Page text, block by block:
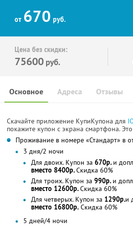
от 670 руб.
Цена без скидки:
75600 руб.
Основное Отзывы
Адреса
Скачайте приложение КупиКупона для
покажите купон с экрана смартфона.
Проживание в номере «Стандарт» в
3 дня/2 ночи
Для двоих. Купон за 670р. и
вместо 8400р.Скидка 60%
Для троих. Купон за 990р. и
вместо 12600р.Скидка 60%
Для четверых. Купон за 1290р.и
вместо 16800р. Скидка 60%
5 дней/4 ночи